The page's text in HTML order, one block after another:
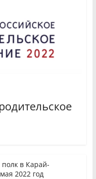
в Карай-
2022 год